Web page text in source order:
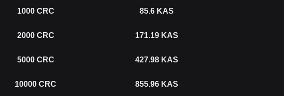
1000 CRC 85.6 KAS
2000 CRC 171.19 KAS
5000 CRC 427.98 KAS
10000 CRC 855.96 KAS